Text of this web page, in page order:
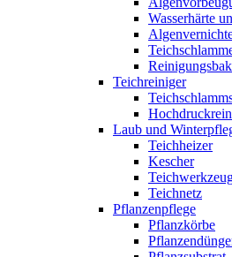
Wasserhärte
Teichreiniger
Laub und
Teichheizer
Kescher
Teichnetz
Pflanzenpflege
Pflanzkörbe